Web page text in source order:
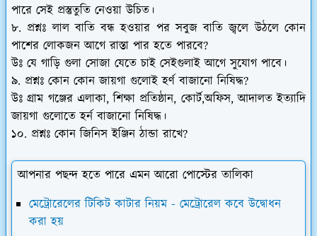
পারে সেই প্রস্তুতুতি নেওয়া উচিত।
৮. প্রশ্নঃ লাল বাতি বন্ধ হওয়ার পর সবুজ বাতি জ্বলে উঠলে কোন
পাশের লোকজন আগে রাস্তা পার হতে পারবে?
উঃ যে গাড়ি গুলা সোজা যেতে চাই সেইগুলাই আগে সুযোগ পাবে।
৯. প্রশ্নঃ কোন কোন জায়গা গুলোই হর্ণ বাজানো নিষিদ্ধ?
উঃ গ্রাম গঞ্জের এলাকা, শিক্ষা প্রতিষ্ঠান, কোর্ট,অফিস, আদালত ইত্যাদি
জায়গা গুলোতে হর্ন বাজানো নিষিদ্ধ।
১০. প্রশ্নঃ কোন জিনিস ইঞ্জিন ঠান্ডা রাখে?
আপনার পছন্দ হতে পারে এমন আরো পোস্টের তালিকা
মেট্রোরেলের টিকিট কাটার নিয়ম - মেট্রোরেল কবে উদ্বোধন
করা হয়